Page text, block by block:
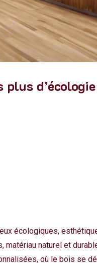
plus
écologiques,
naturel et
où le bois se